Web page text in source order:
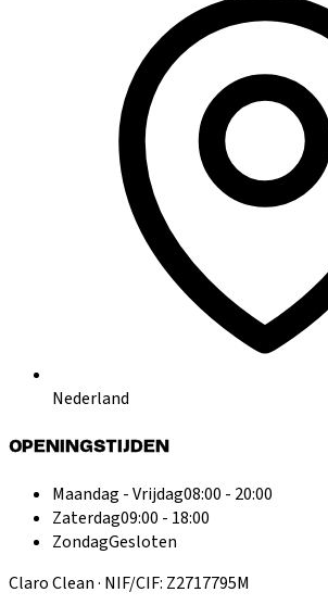
Nederland
OPENINGSTIJDEN
Maandag - Vrijdag08:00 - 20:00
Zaterdag09:00 - 18:00
ZondagGesloten
Claro Clean · NIF/CIF: Z2717795M